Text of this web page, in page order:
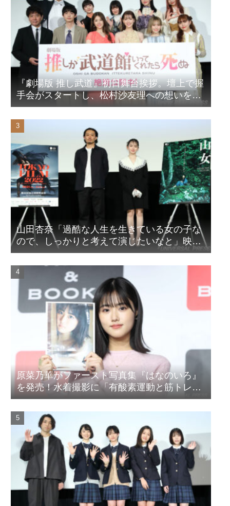
『劇場版 推し武道』初日舞台挨拶。壇上で握
手会がスタートし、松村沙友理への想いをア
ピール！？
山田杏奈「過酷な人生を生きている女の子な
ので、しっかりと考えて演じたいなと」映画
『山女』東京国際映画祭Q&A
原菜乃華がファースト写真集『はなのいろ』
を発売！水着撮影に「有酸素運動と筋トレを
頑張りました」